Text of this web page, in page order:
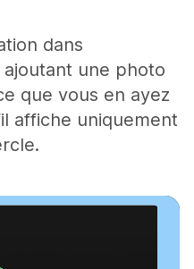
dans
une photo
que vous en ayez
affiche uniquement